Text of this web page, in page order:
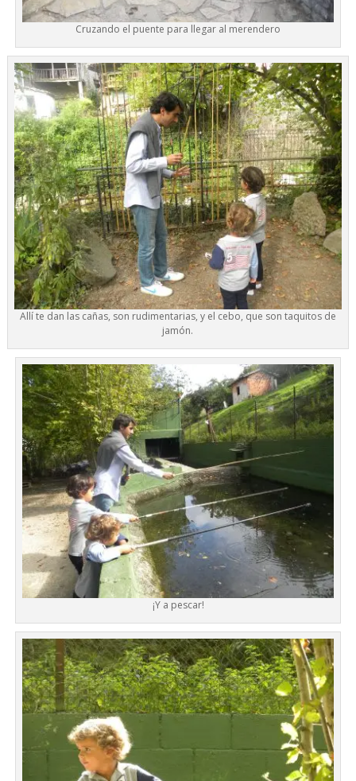
Cruzando el puente para llegar al merendero
Allí te dan las cañas, son rudimentarias, y el cebo, que son taquitos de
jamón.
¡Y a pescar!